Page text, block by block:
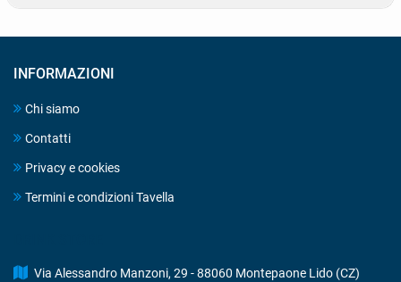
INFORMAZIONI
Chi siamo
Contatti
Privacy e cookies
Termini e condizioni Tavella
Via Alessandro Manzoni, 29 - 88060 Montepaone Lido (CZ)